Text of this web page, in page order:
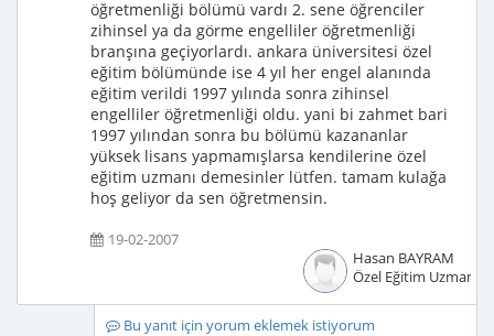
öğretmenliği bölümü vardı 2. sene öğrenciler
zihinsel ya da görme engelliler öğretmenliği
branşına geçiyorlardı. ankara üniversitesi özel
eğitim bölümünde ise 4 yıl her engel alanında
eğitim verildi 1997 yılında sonra zihinsel
engelliler öğretmenliği oldu. yani bi zahmet bari
1997 yılından sonra bu bölümü kazananlar
yüksek lisans yapmamışlarsa kendilerine özel
eğitim uzmanı demesinler lütfen. tamam kulağa
hoş geliyor da sen öğretmensin.
19-02-2007
Hasan BAYRAM
Özel Eğitim Uzmanı
Bu yanıt için yorum eklemek istiyorum